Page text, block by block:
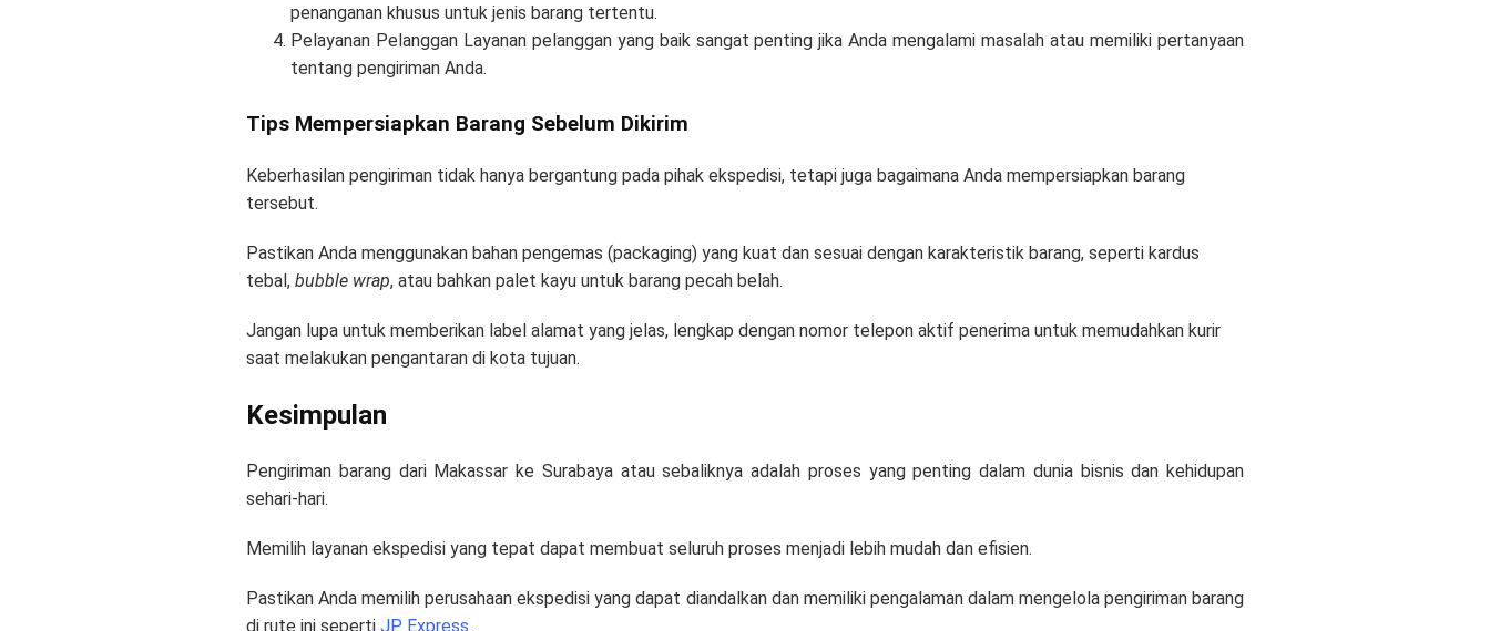
penanganan khusus untuk jenis barang tertentu.
Pelayanan Pelanggan Layanan pelanggan yang baik sangat penting jika Anda mengalami masalah atau memiliki pertanyaan
tentang pengiriman Anda.
Tips Mempersiapkan Barang Sebelum Dikirim
Keberhasilan pengiriman tidak hanya bergantung pada pihak ekspedisi, tetapi juga bagaimana Anda mempersiapkan barang
tersebut.
Pastikan Anda menggunakan bahan pengemas (packaging) yang kuat dan sesuai dengan karakteristik barang, seperti kardus
tebal, bubble wrap, atau bahkan palet kayu untuk barang pecah belah.
Jangan lupa untuk memberikan label alamat yang jelas, lengkap dengan nomor telepon aktif penerima untuk memudahkan kurir
saat melakukan pengantaran di kota tujuan.
Kesimpulan
Pengiriman barang dari Makassar ke Surabaya atau sebaliknya adalah proses yang penting dalam dunia bisnis dan kehidupan
sehari-hari.
Memilih layanan ekspedisi yang tepat dapat membuat seluruh proses menjadi lebih mudah dan efisien.
Pastikan Anda memilih perusahaan ekspedisi yang dapat diandalkan dan memiliki pengalaman dalam mengelola pengiriman barang
di rute ini seperti JP Express.